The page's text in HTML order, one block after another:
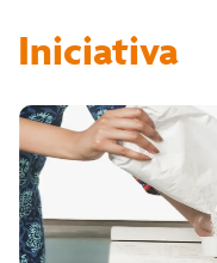
Iniciativa